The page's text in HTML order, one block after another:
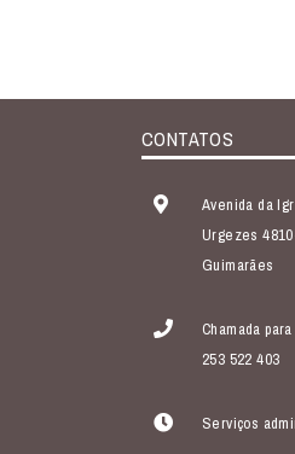
CONTATOS
Avenida da
Urgezes
Guimarães
Chamada
253 522 403
Serviços